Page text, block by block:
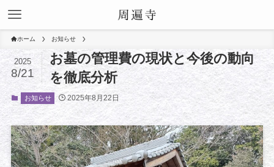
ホーム お知らせ
お墓の管理費の現状と今後の動向
を徹底分析
2025
8/21
お知らせ 2025年8月22日